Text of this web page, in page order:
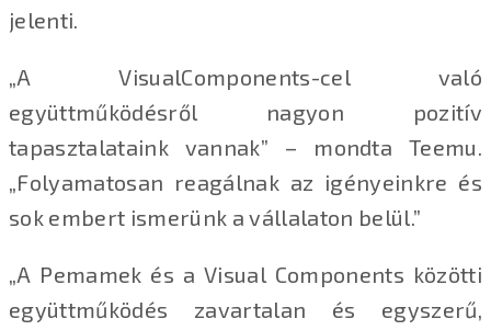
jelenti.
„A VisualComponents-cel való
együttműködésről nagyon pozitív
tapasztalataink vannak” – mondta Teemu.
„Folyamatosan reagálnak az igényeinkre és
sok embert ismerünk a vállalaton belül.”
„A Pemamek és a Visual Components közötti
együttműködés zavartalan és egyszerű,